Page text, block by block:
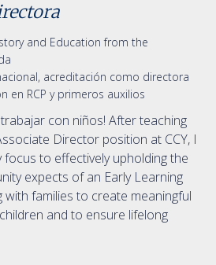
and Education from the
acreditación como directora
en RCP y primeros auxilios
con niños! After teaching
Director position at CCY, I
focus to effectively upholding the
expects of an Early Learning
families to create meaningful
and to ensure lifelong